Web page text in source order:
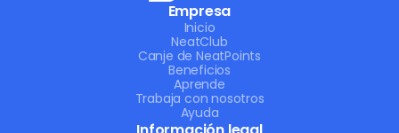
Empresa
Inicio
NeatClub
Canje de NeatPoints
Beneficios
Aprende
Trabaja con nosotros
Ayuda